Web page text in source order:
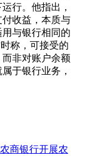
行。他指出，
收益，本质与
与银行相同的
称，可接受的
非对账户余额
于银行业务，
商银行开展农